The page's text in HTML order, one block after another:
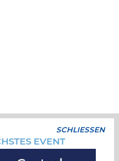
SCHLIESSEN
EVENT